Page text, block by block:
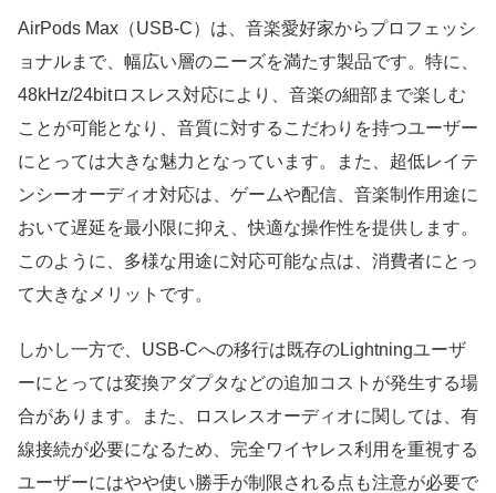
AirPods Max（USB-C）は、音楽愛好家からプロフェッシ
ョナルまで、幅広い層のニーズを満たす製品です。特に、
48kHz/24bitロスレス対応により、音楽の細部まで楽しむ
ことが可能となり、音質に対するこだわりを持つユーザー
にとっては大きな魅力となっています。また、超低レイテ
ンシーオーディオ対応は、ゲームや配信、音楽制作用途に
おいて遅延を最小限に抑え、快適な操作性を提供します。
このように、多様な用途に対応可能な点は、消費者にとっ
て大きなメリットです。
しかし一方で、USB-Cへの移行は既存のLightningユーザ
ーにとっては変換アダプタなどの追加コストが発生する場
合があります。また、ロスレスオーディオに関しては、有
線接続が必要になるため、完全ワイヤレス利用を重視する
ユーザーにはやや使い勝手が制限される点も注意が必要で